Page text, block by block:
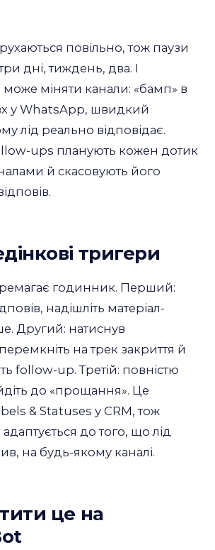
повільно, тож паузи
дні, тиждень, два. І
може міняти канали: «бамп» в
у WhatsApp, швидкий
лід реально відповідає.
ups планують кожен дотик
й скасовують його
тригери
годинник. Перший:
надішліть матеріал-
Другий: натиснув
на трек закриття й
follow-up. Третій: повністю
до «прощання». Це
& Statuses у CRM, тож
адаптується до того, що лід
на будь-якому каналі.
це на